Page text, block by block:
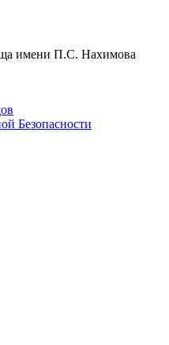
имени П.С. Нахимова
Безопасности